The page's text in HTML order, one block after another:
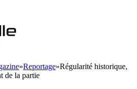
»Reportage»Régularité historique,
de la partie